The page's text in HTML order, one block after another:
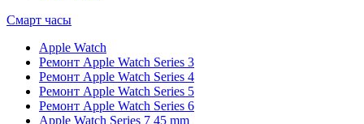
Смарт часы
Apple Watch
Ремонт Apple Watch Series 3
Ремонт Apple Watch Series 4
Ремонт Apple Watch Series 5
Ремонт Apple Watch Series 6
Apple Watch Series 7 45 mm